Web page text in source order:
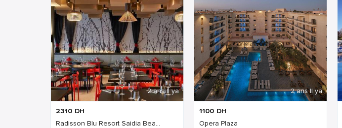
2 ans Il ya
2310 DH
Radisson Blu Resort Saidia Bea...
2 ans Il ya
1100 DH
Opera Plaza